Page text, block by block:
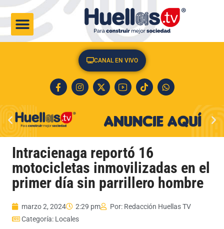
CANAL EN VIVO
Intracienaga reportó 16
motocicletas inmovilizadas en el
primer día sin parrillero hombre
marzo 2, 2024 2:29 pm Por: Redacción Huellas TV
Categoría: Locales